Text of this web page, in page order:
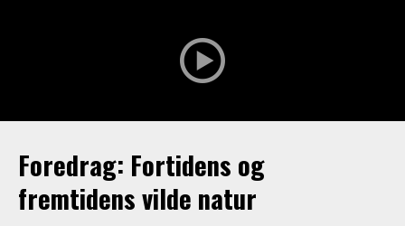
Foredrag: Fortidens og
fremtidens vilde natur